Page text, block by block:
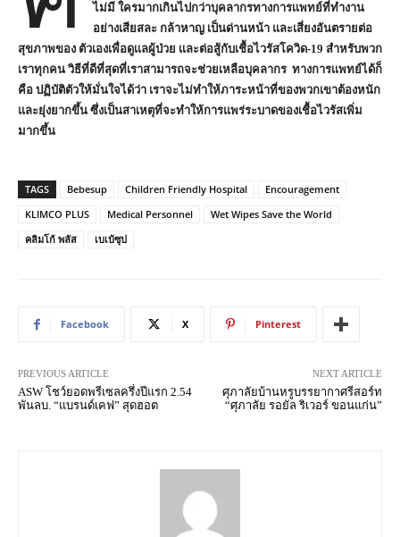
ไม่มี ใครมากเกินไปกว่าบุคลากรทางการเเพทย์ที่ทำงาน
อย่างเสียสละ กล้าหาญ เป็นด่านหน้า และเสี่ยงอันตรายต่อ
สุขภาพของ ตัวเองเพื่อดูเเลผู้ป่วย เเละต่อสู้กับเชื้อไวรัสโควิด-19 สำหรับพวก
เราทุกคน วิธีที่ดีที่สุดที่เราสามารถจะช่วยเหลือบุคลากร ทางการเเพทย์ได้ก็
คือ ปฏิบัติตัวให้มั่นใจได้ว่า เราจะไม่ทำให้ภาระหน้าที่ของพวกเขาต้องหนัก
และยุ่งยากขึ้น ซึ่งเป็นสาเหตุที่จะทำให้การแพร่ระบาดของเชื้อไวรัสเพิ่ม
มากขึ้น
TAGS Bebesup Children Friendly Hospital
Encouragement
KLIMCO PLUS
Medical Personnel
Wet Wipes Save the World
คลิมโก้ พลัส
เบเบ้ซุป
Facebook X Pinterest
PREVIOUS ARTICLE
ASW โชว์ยอดพรีเซลครึ่งปีแรก 2.54
พันลบ. “แบรนด์เคฟ” สุดฮอต
NEXT ARTICLE
ศุภาลัยบ้านหรูบรรยากาศรีสอร์ท
“ศุภาลัย รอยัล ริเวอร์ ขอนแก่น”